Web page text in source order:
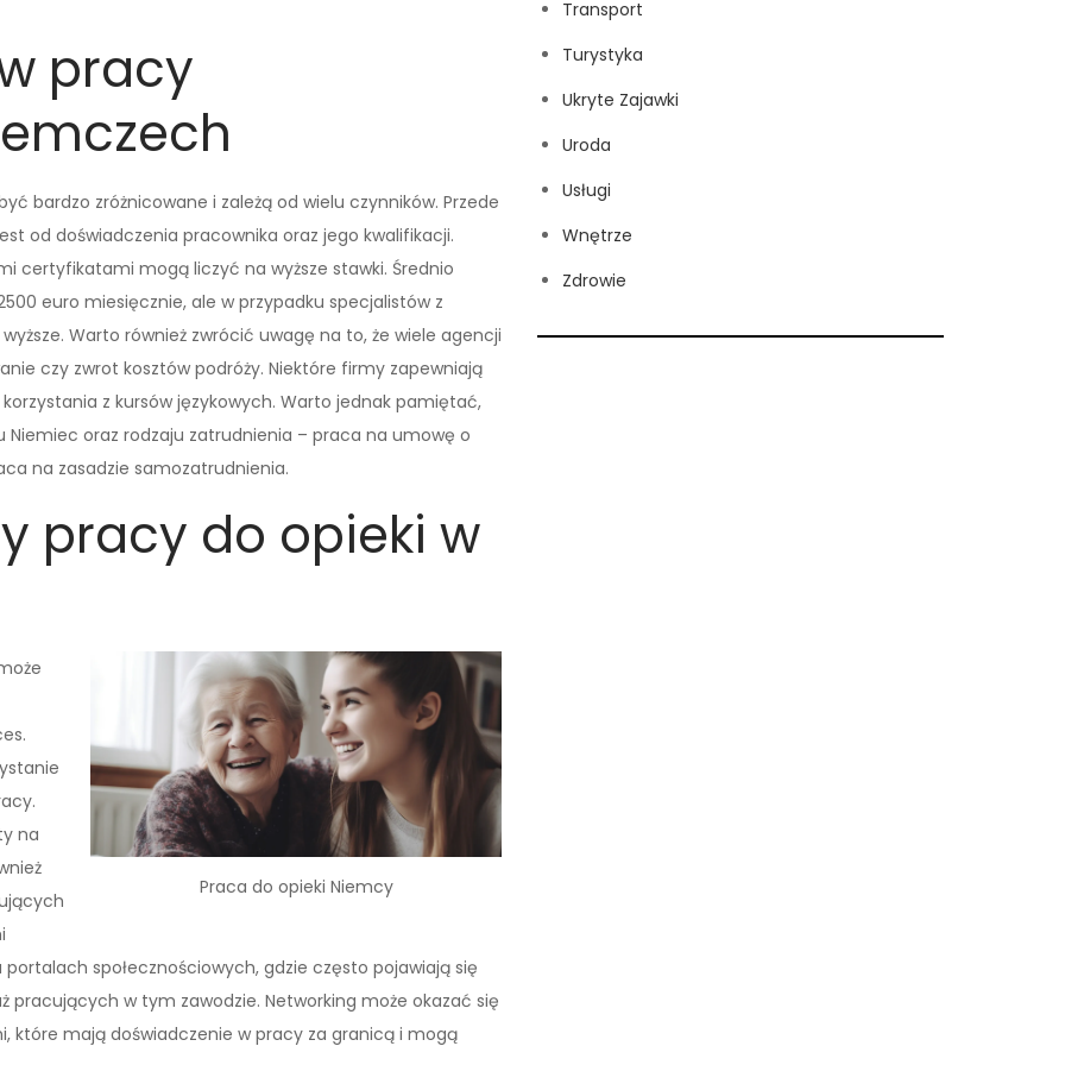
pracy
bardzo zróżnicowane i zależą od wielu czynników. Przede
od doświadczenia pracownika oraz jego kwalifikacji.
certyfikatami mogą liczyć na wyższe stawki. Średnio
euro miesięcznie, ale w przypadku specjalistów z
Warto również zwrócić uwagę na to, że wiele agencji
czy zwrot kosztów podróży. Niektóre firmy zapewniają
z kursów językowych. Warto jednak pamiętać,
Niemiec oraz rodzaju zatrudnienia – praca na umowę o
na zasadzie samozatrudnienia.
pracy do opieki w
Praca do opieki Niemcy
na
społecznościowych, gdzie często pojawiają się
pracujących w tym zawodzie. Networking może okazać się
które mają doświadczenie w pracy za granicą i mogą
Transport
Turystyka
Ukryte Zajawki
Uroda
Usługi
Wnętrze
Zdrowie